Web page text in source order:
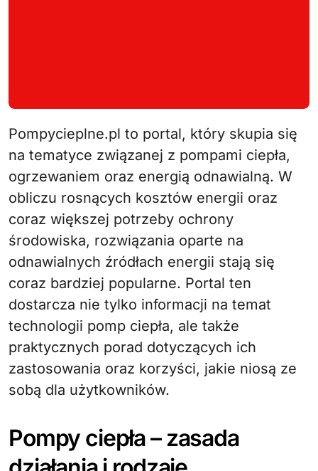
Pompycieplne.pl to portal, który skupia się
na tematyce związanej z pompami ciepła,
ogrzewaniem oraz energią odnawialną. W
obliczu rosnących kosztów energii oraz
coraz większej potrzeby ochrony
środowiska, rozwiązania oparte na
odnawialnych źródłach energii stają się
coraz bardziej popularne. Portal ten
dostarcza nie tylko informacji na temat
technologii pomp ciepła, ale także
praktycznych porad dotyczących ich
zastosowania oraz korzyści, jakie niosą ze
sobą dla użytkowników.
Pompy ciepła – zasada